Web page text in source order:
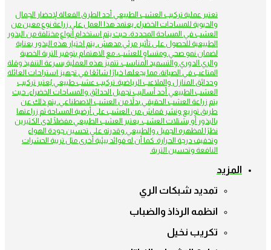
تعتبر عملية تركيب العشب الطبيعي أحد الطرق الفعالة لإحضار الجمال
والحيوية للمساحات الخضراء. يعتمد هذا العمل على زراعة نوع معين من
العشب في المساحة المحددة، حيث يتم استخدام أنواع مختلفة من البذور
الطبيعية للحصول على تأثير مرئي مدهش. يتم اختيار هذه البذور بعناية
لضمان نمو صحي ومتساوٍ للعشب، مع الاهتمام بتوفير التربة الخصبة
والري الدوري والتسميد المناسب. تتميز هذه العملية بسرعة التنفيذ وقلة
المتاعب في الصيانة، مما يجعلها خيارًا شائعًا في تجهيز استراحات العائلة
وحدائق المنازل والملاعب الرياضية. تركيب عشب طبيعي يُعتبر تركيب
العشب الطبيعي أحد أساليب تجميل الحدائق والمساحات الخضراء، حيث
يتم زراعة العشب الحقيقي بدلاً من العشب الاصطناعي. يتم ذلك عن
طريق توزيع ونشر قماش من العشب على أرضية المساحة ثم زراعتها
بالبذور أو بشتلات العشب. يعتبر العشب الطبيعي مفضلًا لدى الكثيرين
نظرًا لمظهره الجميل والطبيعي وقدرته على تحسين جودة الهواء
وتخفيف درجة الحرارة. كما أن له فوائد بيئية أخرى مثل تربية الحشرات
النافعة وتحسين التربة.
المزيد
تمديد شبكات الري
انظمه الرذاذ والضباب
تكريب نخيل